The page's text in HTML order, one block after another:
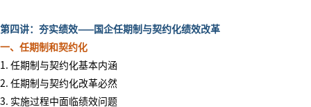
第四讲：夯实绩效——国企任期制与契约化绩效改革
一、任期制和契约化
1. 任期制与契约化基本内涵
2. 任期制与契约化改革必然
3. 实施过程中面临绩效问题